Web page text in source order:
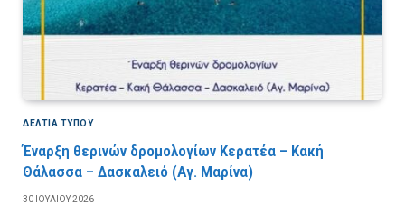
ΔΕΛΤΙΑ ΤΥΠΟΥ
Έναρξη θερινών δρομολογίων Κερατέα – Κακή
Θάλασσα – Δασκαλειό (Αγ. Μαρίνα)
30 ΙΟΥΛΊΟΥ 2026